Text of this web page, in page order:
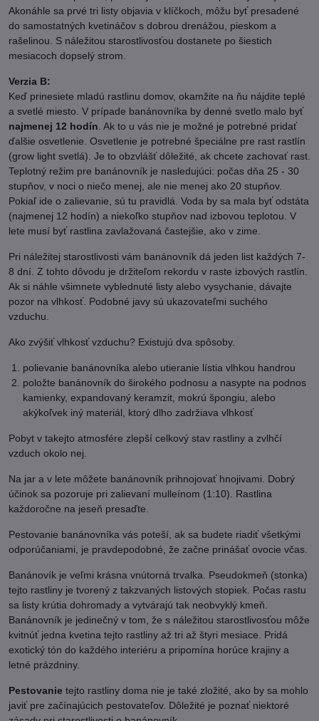
Akonáhle sa prvé tri listy objavia v klíčkoch, môžu byť presadené
do samostatných kvetináčov s dobrou drenážou, pieskom a
rašelinou. S náležitou starostlivosťou dostanete po šiestich
mesiacoch dopselý strom.
Verzia B:
Keď prinesiete mladú rastlinu domov, okamžite na ňu nájdite teplé
a svetlé miesto. V prípade banánovníka by denné svetlo malo byť
najmenej 12 hodín . Ak to u vás nie je možné je potrebné pridať
ďalšie osvetlenie. Osvetlenie je potrebné špeciálne pre rast rastlín
(grow light svetlá). Je to obzvlášť dôležité, ak chcete zachovať rast.
Teplotný režim pre banánovník je nasledujúci: počas dňa 25 - 30
stupňov, v noci o niečo menej, ale nie menej ako 20 stupňov.
Pokiaľ ide o zalievanie, sú tu pravidlá. Voda by sa mala byť odstáta
(najmenej 12 hodín) a niekoľko stupňov nad izbovou teplotou. V
lete musí byť rastlina zavlažovaná častejšie, ako v zime.
Pri náležitej starostlivosti vám banánovník dá jeden list každých 7-
8 dní. Z tohto dôvodu je držiteľom rekordu v raste izbových rastlín.
Ak si náhle všimnete vyblednuté listy alebo vysychanie, dávajte
pozor na vlhkosť. Podobné javy sú ukazovateľmi suchého
vzduchu.
Ako zvýšiť vlhkosť vzduchu? Existujú dva spôsoby.
polievanie banánovníka alebo utieranie lístia vlhkou handrou
položte banánovník do širokého podnosu a nasypte na podnos
kamienky, expandovaný keramzit, mokrú špongiu, alebo
akýkoľvek iný materiál, ktorý dlho zadržiava vlhkosť
Pobyt v takejto atmosfére zlepší celkový stav rastliny a zvlhčí
vzduch okolo nej.
Na jar a v lete môžete banánovník prihnojovať hnojivami. Dobrý
účinok sa pozoruje pri zalievaní mulleínom (1:10). Rastlina
každoročne na jeseň presaďte.
Pestovanie banánovníka vás poteší, ak sa budete riadiť všetkými
odporúčaniami, je pravdepodobné, že začne prinášať ovocie včas.
Banánovík je veľmi krásna vnútorná trvalka. Pseudokmeň (stonka)
tejto rastliny je tvorený z takzvaných listových stopiek. Počas rastu
sa listy krútia dohromady a vytvárajú tak neobvyklý kmeň.
Banánovník je jedinečný v tom, že s náležitou starostlivosťou môže
kvitnúť jedna kvetina tejto rastliny až tri až štyri mesiace. Pridá
exotický tón do každého interiéru a pripomína horúce krajiny a
letné prázdniny.
Pestovanie tejto rastliny doma nie je také zložité, ako by sa mohlo
javiť pre začínajúcich pestovateľov. Dôležité je poznať niektoré